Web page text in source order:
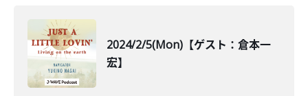
2024/2/5(Mon)【ゲスト：倉本一
宏】